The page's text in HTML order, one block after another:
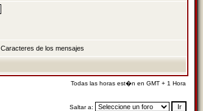
Caracteres de los mensajes
Todas las horas est�n en GMT + 1 Hora
Saltar a: